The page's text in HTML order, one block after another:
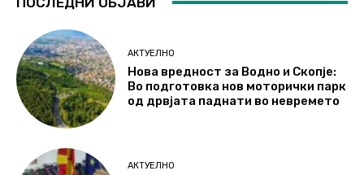
АКТУЕЛНО
Нова вредност за Водно и Скопје:
Во подготовка нов моторички парк
од дрвјата паднати во невремето
АКТУЕЛНО